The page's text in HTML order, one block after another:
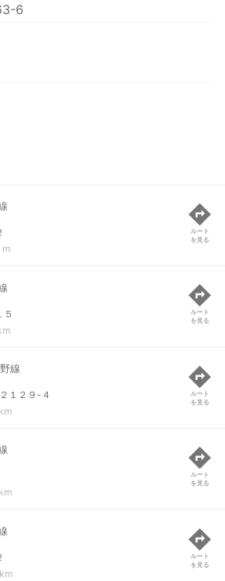
6
m
ルート
を見る
ルート
を見る
線
１２９-４
ルート
を見る
ルート
を見る
ルート
を見る